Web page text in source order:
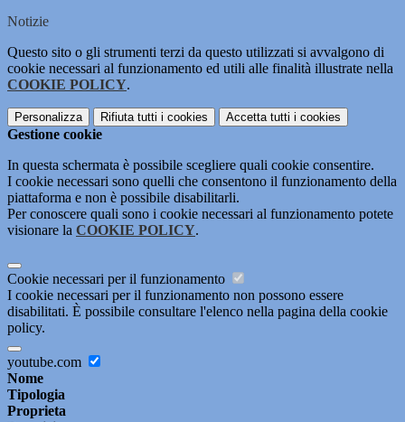
Notizie
Questo sito o gli strumenti terzi da questo utilizzati si avvalgono di
cookie necessari al funzionamento ed utili alle finalità illustrate nella
COOKIE POLICY.
Personalizza Rifiuta tutti i cookies Accetta tutti i cookies
Gestione cookie
In questa schermata è possibile scegliere quali cookie consentire.
I cookie necessari sono quelli che consentono il funzionamento della
piattaforma e non è possibile disabilitarli.
Per conoscere quali sono i cookie necessari al funzionamento potete
visionare la COOKIE POLICY.
Cookie necessari per il funzionamento
I cookie necessari per il funzionamento non possono essere
disabilitati. È possibile consultare l'elenco nella pagina della cookie
policy.
youtube.com
Nome
Tipologia
Proprieta